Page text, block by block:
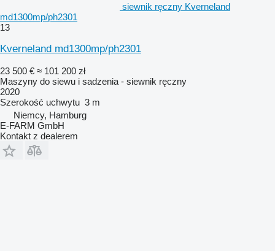
siewnik ręczny Kverneland
md1300mp/ph2301
13
Kverneland md1300mp/ph2301
23 500 € ≈ 101 200 zł
Maszyny do siewu i sadzenia - siewnik ręczny
2020
Szerokość uchwytu 3 m
Niemcy, Hamburg
E-FARM GmbH
Kontakt z dealerem